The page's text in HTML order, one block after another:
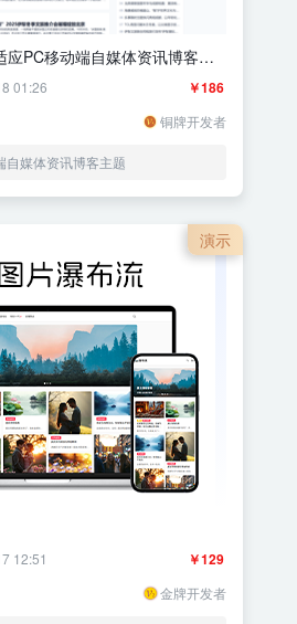
应PC移动端自媒体资讯博客主
￥186
01:26
铜牌开发者
自媒体资讯博客主题
演示
￥129
12:51
金牌开发者